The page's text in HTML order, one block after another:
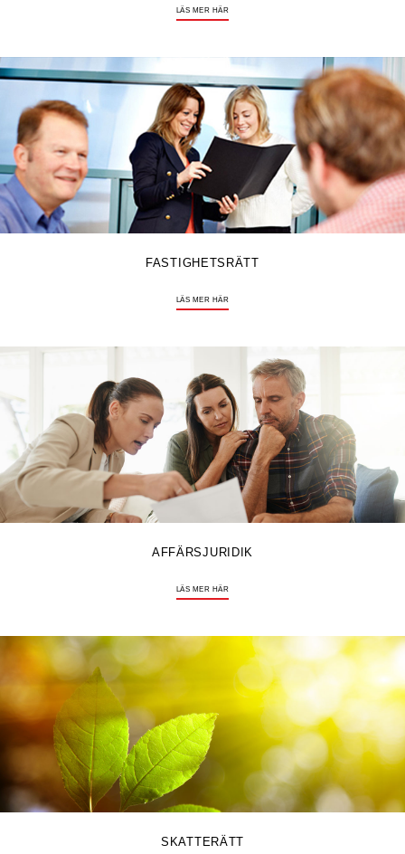
LÄS MER HÄR
FASTIGHETSRÄTT
LÄS MER HÄR
AFFÄRSJURIDIK
LÄS MER HÄR
SKATTERÄTT